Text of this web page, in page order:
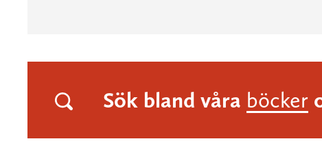
Sök bland våra böcker